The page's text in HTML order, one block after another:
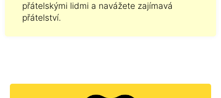
přátelskými lidmi a navážete zajímavá
přátelství.